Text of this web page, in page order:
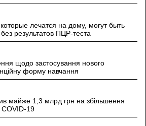
лечатся на дому, могут быть
результатов ПЦР-теста
щодо застосування нового
форму навчання
майже 1,3 млрд грн на збільшення
COVID-19